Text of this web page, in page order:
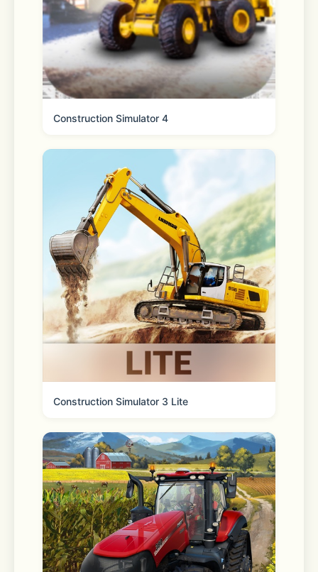
Construction Simulator 4
Construction Simulator 3 Lite